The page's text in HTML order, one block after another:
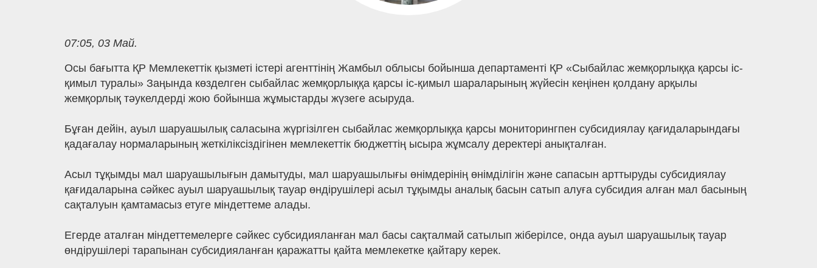
07:05, 03 Май.
Осы бағытта ҚР Мемлекеттік қызметі істері агенттінің Жамбыл облысы бойынша департаменті ҚР «Сыбайлас жемқорлыққа қарсы іс-
қимыл туралы» Заңында көзделген сыбайлас жемқорлыққа қарсы іс-қимыл шараларының жүйесін кеңінен қолдану арқылы
жемқорлық тәукелдерді жою бойынша жұмыстарды жүзеге асыруда.
Бұған дейін, ауыл шаруашылық саласына жүргізілген сыбайлас жемқорлыққа қарсы мониторингпен субсидиялау қағидаларындағы
қадағалау нормаларының жеткіліксіздігінен мемлекеттік бюджеттің ысыра жұмсалу деректері анықталған.
Асыл тұқымды мал шаруашылығын дамытуды, мал шаруашылығы өнімдерінің өнімділігін және сапасын арттыруды субсидиялау
қағидаларына сәйкес ауыл шаруашылық тауар өндірушілері асыл тұқымды аналық басын сатып алуға субсидия алған мал басының
сақталуын қамтамасыз етуге міндеттеме алады.
Егерде аталған міндеттемелерге сәйкес субсидияланған мал басы сақталмай сатылып жіберілсе, онда ауыл шаруашылық тауар
өндірушілері тарапынан субсидияланған қаражатты қайта мемлекетке қайтару керек.